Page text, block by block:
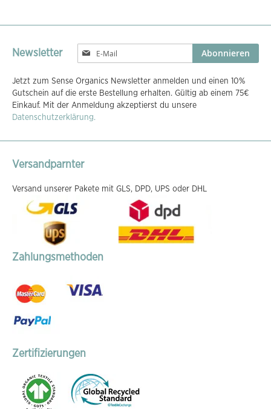
Newsletter
Melden
Sie
für
unseren
Newsletter
an:
Abonnieren
Jetzt zum Sense Organics Newsletter anmelden und einen 10%
Gutschein auf die erste Bestellung erhalten. Gültig ab einem 75€
Einkauf. Mit der Anmeldung akzeptierst du unsere
Datenschutzerklärung.
Versandparnter
Versand unserer Pakete mit GLS, DPD, UPS oder DHL
Zahlungsmethoden
Zertifizierungen